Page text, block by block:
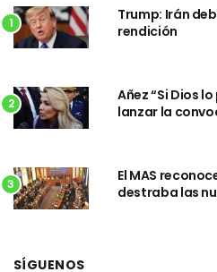
1
Trump: Irán
rendición
2
Añez “Si Dios
lanzar la
3
El MAS
destraba las
SÍGUENOS